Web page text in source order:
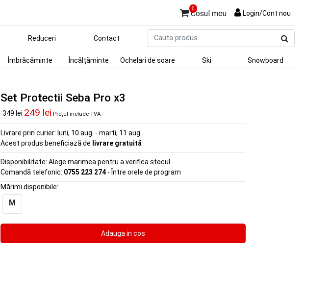
0
Cosul meu Login/Cont nou
produs
Reduceri Contact
Îmbrăcăminte Încălțăminte Ochelari de soare Ski Snowboard
Set Protectii Seba Pro x3
349 lei249 lei Prețul include TVA
Livrare prin curier: luni, 10 aug. - marti, 11 aug.
Acest produs beneficiază de livrare gratuită
Disponibilitate: Alege marimea pentru a verifica stocul
Comandă telefonic: 0755 223 274 - Între orele de program
Mărimi disponibile:
M